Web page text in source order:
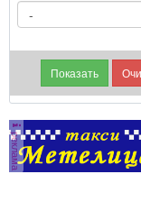
реклама